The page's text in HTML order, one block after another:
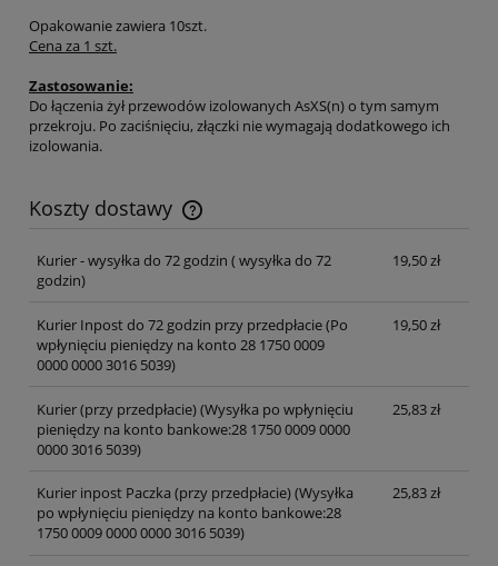
Opakowanie zawiera 10szt.
Cena za 1 szt.
Zastosowanie:
Do łączenia żył przewodów izolowanych AsXS(n) o tym samym
przekroju. Po zaciśnięciu, złączki nie wymagają dodatkowego ich
izolowania.
Koszty dostawy
Cena nie zawiera ewentualnych kosztów płatności
Kurier - wysyłka do 72 godzin ( wysyłka do 72
godzin)
19,50 zł
Kurier Inpost do 72 godzin przy przedpłacie(Po
wpłynięciu pieniędzy na konto 28 1750 0009
0000 0000 3016 5039)
19,50 zł
Kurier (przy przedpłacie)(Wysyłka po wpłynięciu
pieniędzy na konto bankowe:28 1750 0009 0000
0000 3016 5039)
25,83 zł
Kurier inpost Paczka (przy przedpłacie)(Wysyłka
po wpłynięciu pieniędzy na konto bankowe:28
1750 0009 0000 0000 3016 5039)
25,83 zł